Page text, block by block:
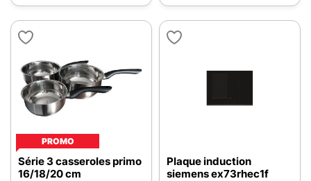
PROMO
Série 3 casseroles primo
16/18/20 cm
Plaque induction
siemens ex73rhec1f